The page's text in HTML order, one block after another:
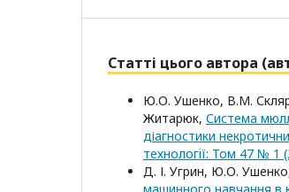
Статті цього автора
Ю.О. Ушенко, В.М.
Житарюк, Система
діагностики
технологiї: Том 47 № 1
Д. І. Угрин, Ю.О.